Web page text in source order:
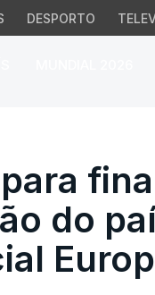
DESPORTO
do